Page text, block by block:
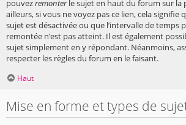
pouvezremonterle sujet en haut du forum sur la
ailleurs, si vous ne voyez pas ce lien, cela signifie
sujet est désactivée ou que l’intervalle de temps
remontée n’est pas atteint. Il est également
sujet simplement en y répondant. Néanmoins,
respecter les règles du forum en le faisant.
Haut
Mise en forme et types de